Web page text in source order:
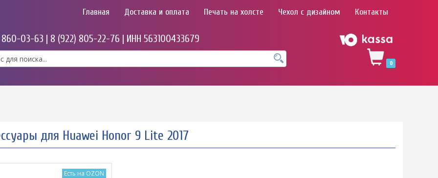
Главная Доставка и оплата Печать на холсте Чехол с дизайном Контакты
860-03-63 | 8 (922) 805-22-76 | ИНН 563100433679
0
для Huawei Honor 9 Lite 2017
Есть на OZON